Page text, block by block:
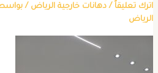
تعليقاً / دهانات خارجية الرياض/ بواسطة